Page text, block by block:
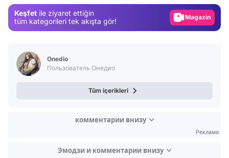
Keşfet ile ziyaret ettiğin
tüm kategorileri tek akışta gör!
Magazin
Video
Onedio
Пользователь Онедио
Tüm içerikleri
комментарии внизу
Реклама
Эмодзи и комментарии внизу